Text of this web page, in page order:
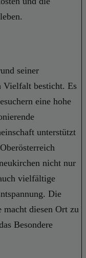
seiner
Vielfalt besticht. Es
eine hohe
unterstützt
nicht nur
vielfältige
Die
diesen Ort zu
Besondere